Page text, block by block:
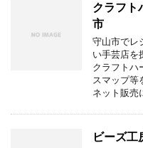
クラフ
市
守山市でレ
い手芸店を
クラフトハ
スマップ等
ネット販売
ビーズ